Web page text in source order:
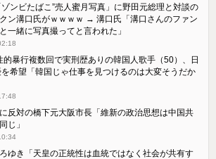
ンビたばこ”売人蜜月写真」に野田元総理と対談の
ン溝口氏がｗｗｗｗ → 溝口氏「溝口さんのファン
一緒に写真撮ってと言われた」
的暴行複数回で実刑歴ありの韓国人歌手（50）、日
希望「韓国じゃ仕事を見つけるのは大変そうだか
反対の橋下元大阪市長「維新の政治思想は中国共
じ」
ろゆき「天皇の正統性は血統ではなく社会が共有す